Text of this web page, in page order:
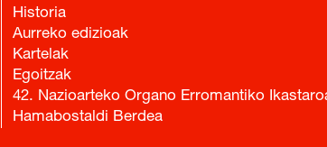
Historia
Aurreko edizioak
Kartelak
Egoitzak
42. Nazioarteko Organo Erromantiko
Hamabostaldi Berdea